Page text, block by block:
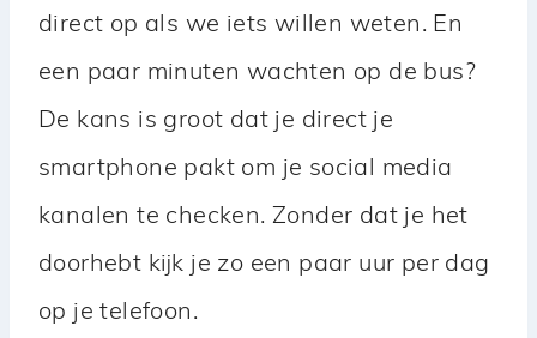
direct op als we iets willen weten. En
een paar minuten wachten op de bus?
De kans is groot dat je direct je
smartphone pakt om je social media
kanalen te checken. Zonder dat je het
doorhebt kijk je zo een paar uur per dag
op je telefoon.